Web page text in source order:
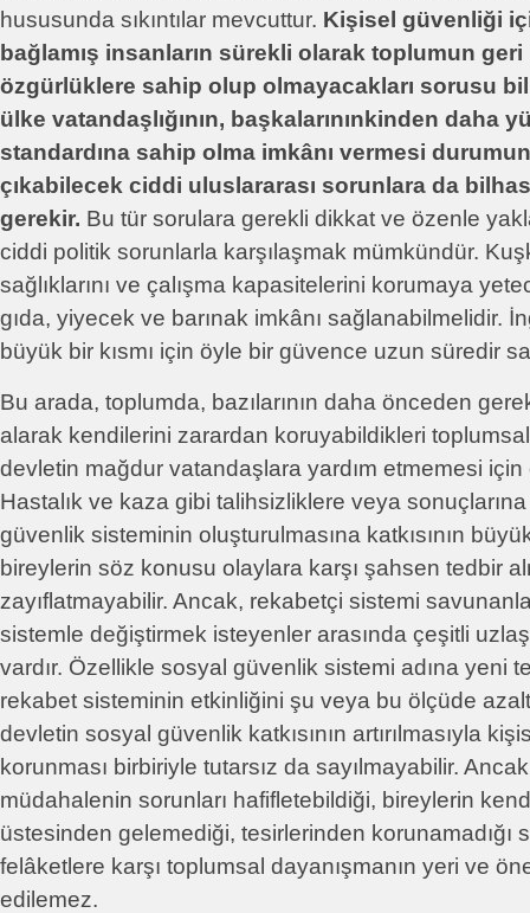
hususunda sıkıntılar mevcuttur. Kişisel güvenliği
bağlamış insanların sürekli olarak toplumun geri
özgürlüklere sahip olup olmayacakları sorusu
ülke vatandaşlığının, başkalarınınkinden daha
standardına sahip olma imkânı vermesi
çıkabilecek ciddi uluslararası sorunlara da
gerekir. Bu tür sorulara gerekli dikkat ve özenle
ciddi politik sorunlarla karşılaşmak mümkündür.
sağlıklarını ve çalışma kapasitelerini korumaya
gıda, yiyecek ve barınak imkânı sağlanabilmelidir.
büyük bir kısmı için öyle bir güvence uzun süredir
Bu arada, toplumda, bazılarının daha önceden
alarak kendilerini zarardan koruyabildikleri
devletin mağdur vatandaşlara yardım etmemesi
Hastalık ve kaza gibi talihsizliklere veya
güvenlik sisteminin oluşturulmasına katkısının
bireylerin söz konusu olaylara karşı şahsen tedbir
zayıflatmayabilir. Ancak, rekabetçi sistemi
sistemle değiştirmek isteyenler arasında çeşitli
vardır. Özellikle sosyal güvenlik sistemi adına yeni
rekabet sisteminin etkinliğini şu veya bu ölçüde
devletin sosyal güvenlik katkısının artırılmasıyla
korunması birbiriyle tutarsız da sayılmayabilir.
müdahalenin sorunları hafifletebildiği, bireylerin
üstesinden gelemediği, tesirlerinden korunamadığı
felâketlere karşı toplumsal dayanışmanın yeri ve
edilemez.